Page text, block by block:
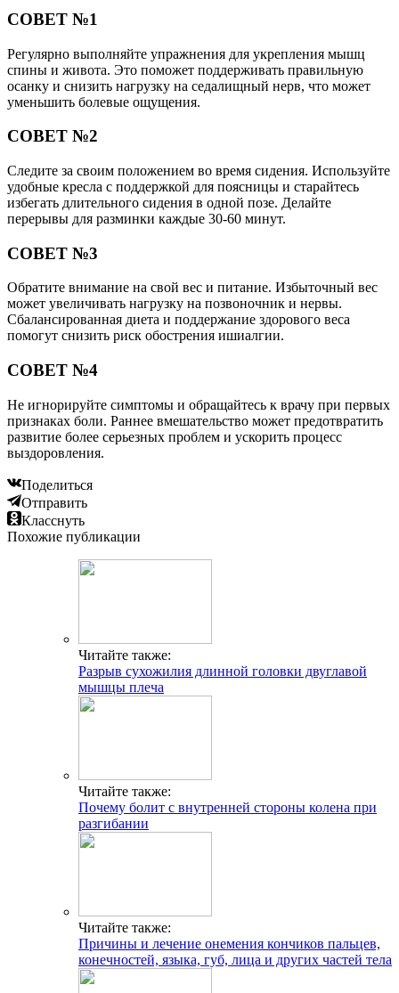
СОВЕТ №1
Регулярно выполняйте упражнения для укрепления мышц
спины и живота. Это поможет поддерживать правильную
осанку и снизить нагрузку на седалищный нерв, что может
уменьшить болевые ощущения.
СОВЕТ №2
Следите за своим положением во время сидения. Используйте
удобные кресла с поддержкой для поясницы и старайтесь
избегать длительного сидения в одной позе. Делайте
перерывы для разминки каждые 30-60 минут.
СОВЕТ №3
Обратите внимание на свой вес и питание. Избыточный вес
может увеличивать нагрузку на позвоночник и нервы.
Сбалансированная диета и поддержание здорового веса
помогут снизить риск обострения ишиалгии.
СОВЕТ №4
Не игнорируйте симптомы и обращайтесь к врачу при первых
признаках боли. Раннее вмешательство может предотвратить
развитие более серьезных проблем и ускорить процесс
выздоровления.
Поделиться
Отправить
Класснуть
Похожие публикации
Читайте также:
Разрыв сухожилия длинной головки двуглавой
мышцы плеча
Читайте также:
Почему болит с внутренней стороны колена при
разгибании
Читайте также:
Причины и лечение онемения кончиков пальцев,
конечностей, языка, губ, лица и других частей тела